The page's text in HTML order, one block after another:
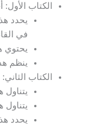
الكتاب
يحدد
في
يحتوي
ينظم
الكتاب
يتناول
يتناول
يحدد